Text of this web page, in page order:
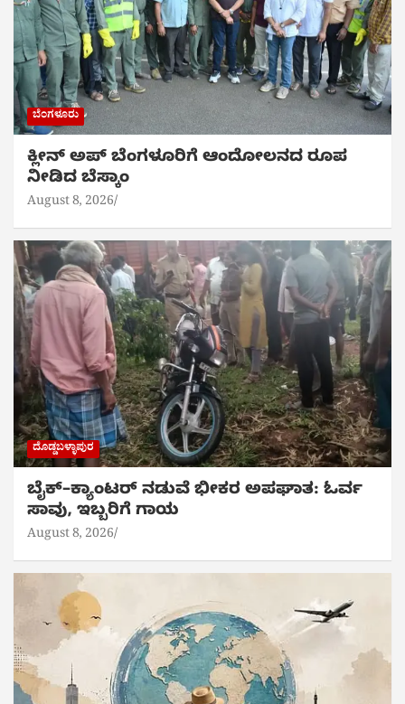
ಬೆಂಗಳೂರು
ಕ್ಲೀನ್ ಅಪ್ ಬೆಂಗಳೂರಿಗೆ ಆಂದೋಲನದ ರೂಪ
ನೀಡಿದ ಬೆಸ್ಕಾಂ
August 8, 2026
ದೊಡ್ಡಬಳ್ಳಾಪುರ
ಬೈಕ್‌–ಕ್ಯಾಂಟರ್ ನಡುವೆ ಭೀಕರ ಅಪಘಾತ: ಓರ್ವ
ಸಾವು, ಇಬ್ಬರಿಗೆ ಗಾಯ
August 8, 2026